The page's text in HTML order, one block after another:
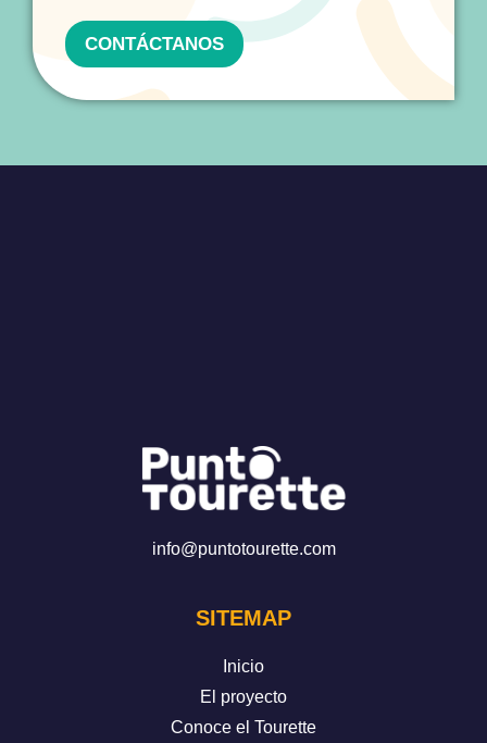
CONTÁCTANOS
info@puntotourette.com
SITEMAP
Inicio
El proyecto
Conoce el Tourette